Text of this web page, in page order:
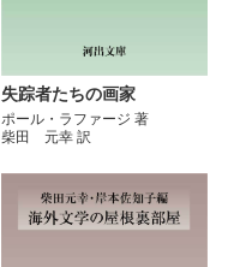
失踪者たちの画家
ポール・ラファージ 著
柴田 元幸 訳